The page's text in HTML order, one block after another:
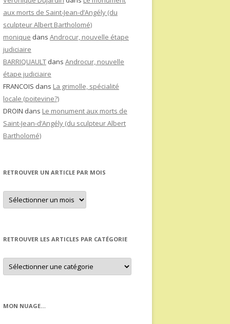
aux morts de Saint-Jean-d’Angély (du
sculpteur Albert Bartholomé)
monique dans Androcur, nouvelle étape
judiciaire
BARRIQUAULT dans Androcur, nouvelle
étape judiciaire
FRANCOIS dans La grimolle, spécialité
locale (poitevine?)
DROIN dans Le monument aux morts de
Saint-Jean-d’Angély (du sculpteur Albert
Bartholomé)
RETROUVER UN ARTICLE PAR MOIS
Retrouver
un
article
RETROUVER LES ARTICLES PAR CATÉGORIE
Retrouver
les
articles
MON NUAGE…